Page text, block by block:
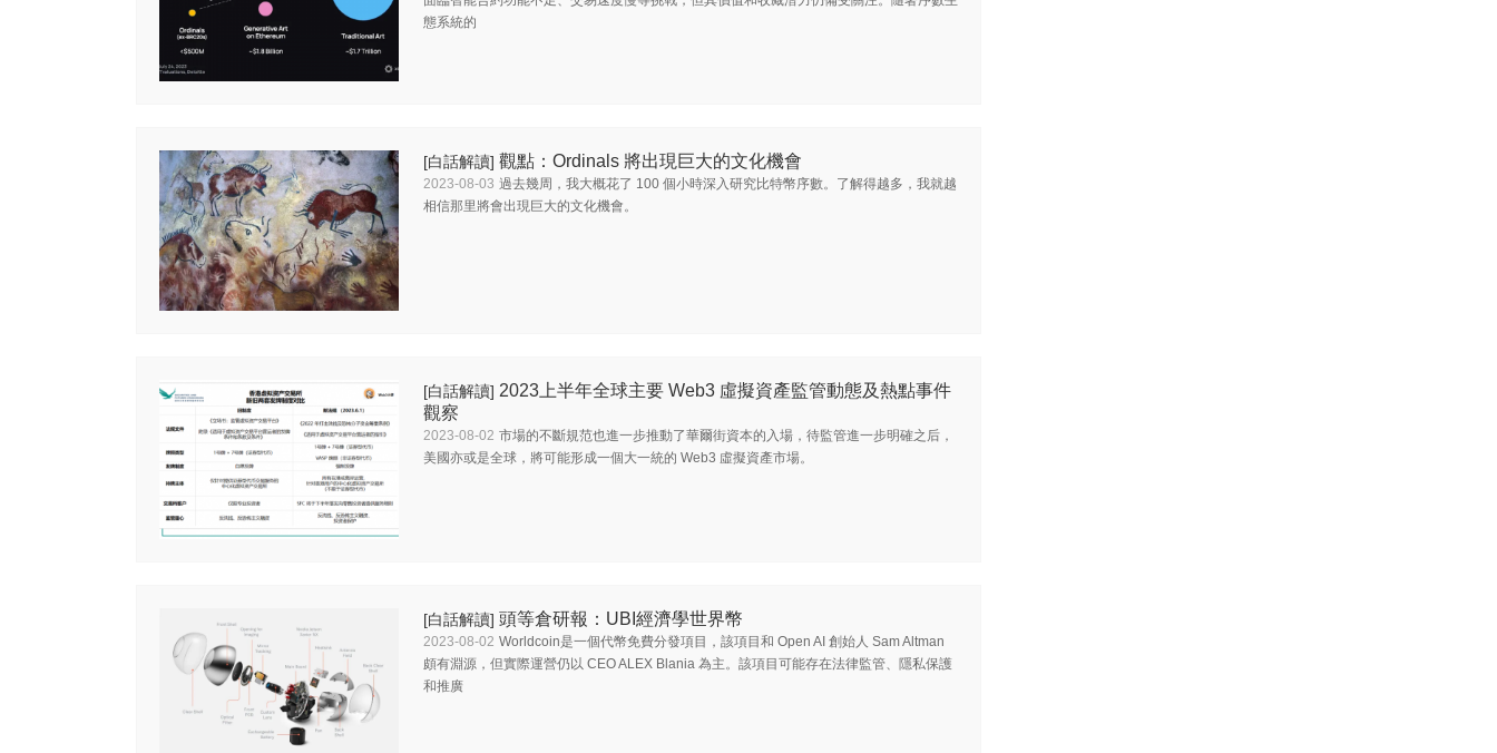
態系統的
[白話解讀] 觀點：Ordinals 將出現巨大的文化機會
2023-08-03 過去幾周，我大概花了 100 個小時深入研究比特幣序數。了解得越多，我就越
相信那里將會出現巨大的文化機會。
[白話解讀] 2023上半年全球主要 Web3 虛擬資產監管動態及熱點事件
觀察
2023-08-02 市場的不斷規范也進一步推動了華爾街資本的入場，待監管進一步明確之后，
美國亦或是全球，將可能形成一個大一統的 Web3 虛擬資產市場。
[白話解讀] 頭等倉研報：UBI經濟學世界幣
2023-08-02 Worldcoin是一個代幣免費分發項目，該項目和 Open AI 創始人 Sam Altman
頗有淵源，但實際運營仍以 CEO ALEX Blania 為主。該項目可能存在法律監管、隱私保護
和推廣